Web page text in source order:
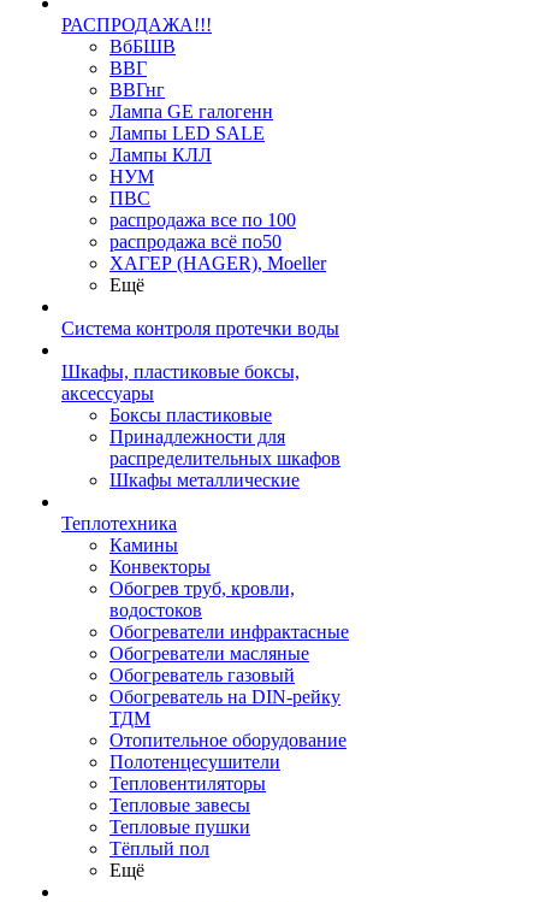
РАСПРОДАЖА!!!
ВбБШВ
ВВГ
ВВГнг
Лампа GE галогенн
Лампы LED SALE
Лампы КЛЛ
НУМ
ПВС
распродажа все по 100
распродажа всё по50
ХАГЕР (HAGER), Moeller
Ещё
Система контроля протечки воды
Шкафы, пластиковые боксы,
аксессуары
Боксы пластиковые
Принадлежности для
распределительных шкафов
Шкафы металлические
Теплотехника
Камины
Конвекторы
Обогрев труб, кровли,
водостоков
Обогреватели инфрактасные
Обогреватели масляные
Обогреватель газовый
Обогреватель на DIN-рейку
ТДМ
Отопительное оборудование
Полотенцесушители
Тепловентиляторы
Тепловые завесы
Тепловые пушки
Тёплый пол
Ещё